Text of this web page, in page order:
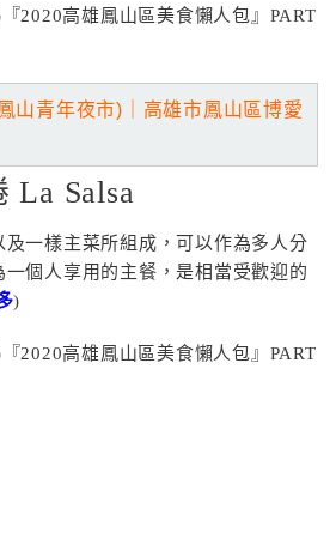
山青年夜市)｜高雄市鳳山區博愛
La Salsa
一樣主菜所組成，可以作為多人分
個人享用的主餐，是相當受歡迎的
)